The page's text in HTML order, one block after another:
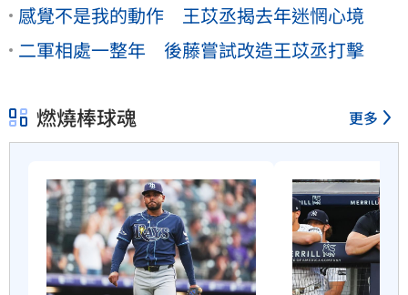
感覺不是我的動作 王苡丞揭去年迷惘心境
二軍相處一整年 後藤嘗試改造王苡丞打擊
燃燒棒球魂 更多